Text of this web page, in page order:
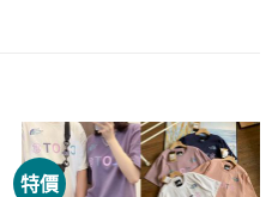
特價